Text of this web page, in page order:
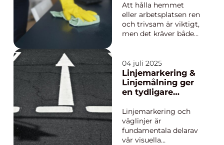
Att hålla hemmet
eller arbetsplatsen ren
och trivsam är viktigt,
men det kräver både
hektiska vardag. För
dem som bor i Skara
och Lidköping kan
professionell städse...
04 juli 2025
Linjemarkering &
Linjemålning ger
en tydligare
Linjemarkering och
väglinjer är
fundamentala delarav
vår visuella